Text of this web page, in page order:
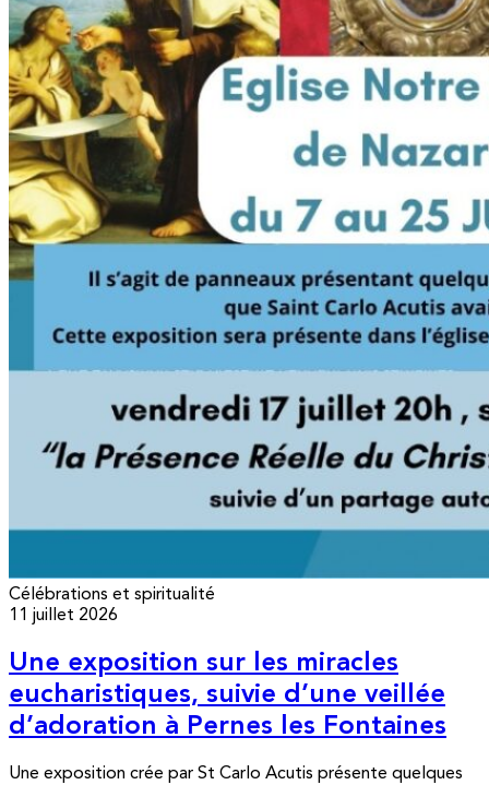
Célébrations et spiritualité
11 juillet 2026
Une exposition sur les miracles
eucharistiques, suivie d’une veillée
d’adoration à Pernes les Fontaines
Une exposition crée par St Carlo Acutis présente quelques